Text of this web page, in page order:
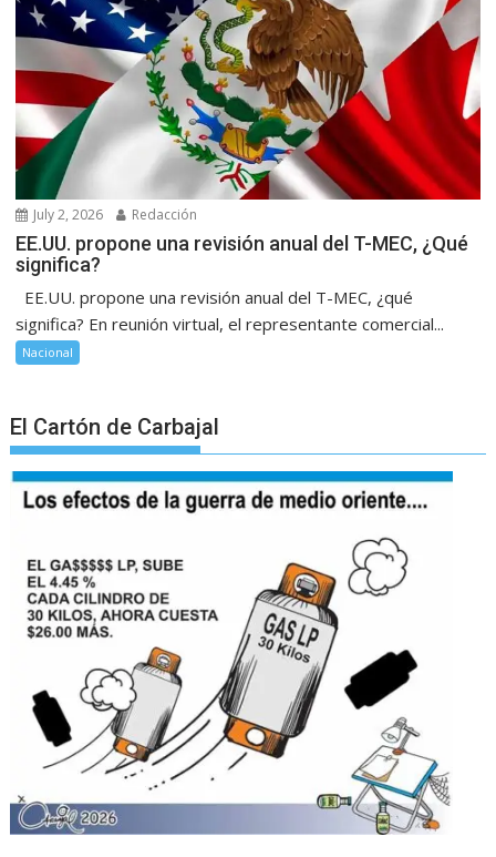
July 2, 2026 Redacción
EE.UU. propone una revisión anual del T-MEC, ¿Qué
significa?
EE.UU. propone una revisión anual del T-MEC, ¿qué
significa? En reunión virtual, el representante comercial...
Nacional
El Cartón de Carbajal